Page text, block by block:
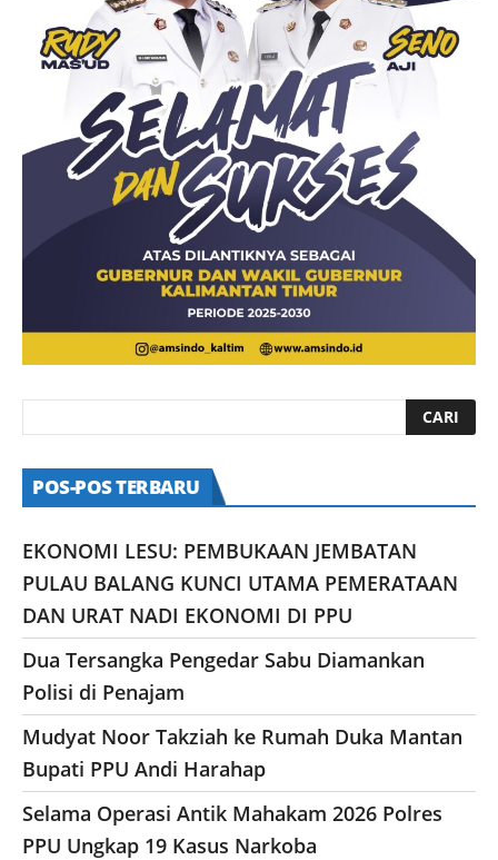
POS-POS TERBARU
EKONOMI LESU: PEMBUKAAN JEMBATAN
PULAU BALANG KUNCI UTAMA PEMERATAAN
DAN URAT NADI EKONOMI DI PPU
Dua Tersangka Pengedar Sabu Diamankan
Polisi di Penajam
Mudyat Noor Takziah ke Rumah Duka Mantan
Bupati PPU Andi Harahap
Selama Operasi Antik Mahakam 2026 Polres
PPU Ungkap 19 Kasus Narkoba